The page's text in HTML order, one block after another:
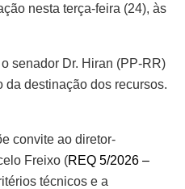
nesta terça-feira (24), às
senador Dr. Hiran (PP-RR)
destinação dos recursos.
convite ao diretor-
Freixo (REQ 5/2026 –
técnicos e a